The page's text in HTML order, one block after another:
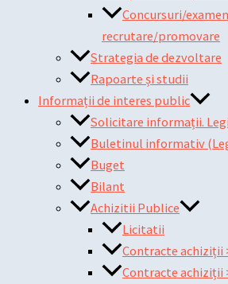
Concursuri/
recrutare/promovare
Strategia de dezvoltare
Rapoarte și studii
Informații de interes public
Solicitare informații.
Buletinul informativ
Buget
Bilant
Achizitii Publice
Licitatii
Contracte achiziții
Contracte achiziții